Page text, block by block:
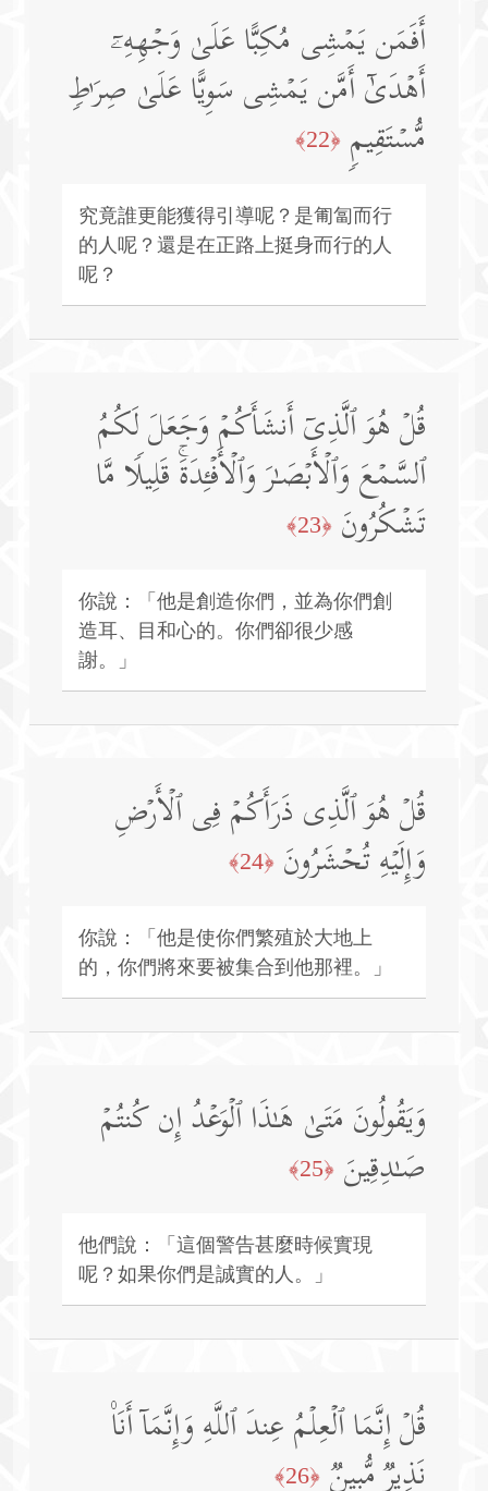
أَفَمَن یَمۡشِی مُكِبًّا عَلَىٰ وَجۡهِهِۦۤ
أَهۡدَىٰۤ أَمَّن یَمۡشِی سَوِیًّا عَلَىٰ صِرَ ٰ⁠طࣲ
مُّسۡتَقِیمࣲ ﴿22﴾
究竟誰更能獲得引導呢？是匍匐而行
的人呢？還是在正路上挺身而行的人
呢？
قُلۡ هُوَ ٱلَّذِیۤ أَنشَأَكُمۡ وَجَعَلَ لَكُمُ
ٱلسَّمۡعَ وَٱلۡأَبۡصَـٰرَ وَٱلۡأَفۡـِٔدَةَۚ قَلِیلࣰا مَّا
تَشۡكُرُونَ ﴿23﴾
你說：「他是創造你們，並為你們創
造耳、目和心的。你們卻很少感
謝。」
قُلۡ هُوَ ٱلَّذِی ذَرَأَكُمۡ فِی ٱلۡأَرۡضِ
وَإِلَیۡهِ تُحۡشَرُونَ ﴿24﴾
你說：「他是使你們繁殖於大地上
的，你們將來要被集合到他那裡。」
وَیَقُولُونَ مَتَىٰ هَـٰذَا ٱلۡوَعۡدُ إِن كُنتُمۡ
صَـٰدِقِینَ ﴿25﴾
他們說：「這個警告甚麼時候實現
呢？如果你們是誠實的人。」
قُلۡ إِنَّمَا ٱلۡعِلۡمُ عِندَ ٱللَّهِ وَإِنَّمَاۤ أَنَا۠
نَذِیرࣱ مُّبِینࣱ ﴿26﴾